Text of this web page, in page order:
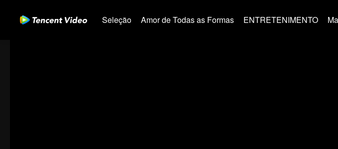
Seleção Amor de Todas as Formas ENTRETENIMENTO